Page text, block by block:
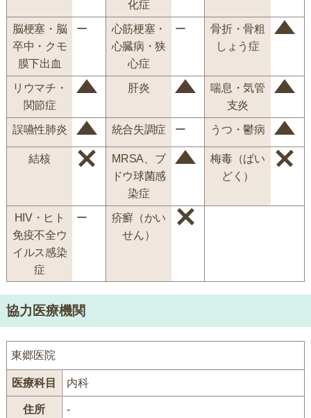
化症
脳梗塞・脳
卒中・クモ
膜下出血
ー
心筋梗塞・
心臓病・狭
心症
ー
骨折・骨粗
しょう症
リウマチ・
関節症
肝炎
喘息・気管
支炎
誤嚥性肺炎 統合失調症 ー うつ・鬱病
結核
MRSA、ブ
ドウ球菌感
染症
梅毒（ばい
どく）
HIV・ヒト
免疫不全ウ
イルス感染
症
ー
疥癬（かい
せん）
協力医療機関
東郷医院
医療科目 内科
住所 -